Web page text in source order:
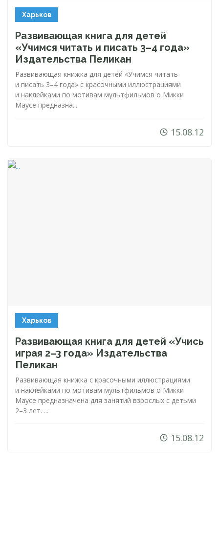
Харьков
Развивающая книга для детей
«Учимся читать и писать 3–4 года»
Издательства Пеликан
Развивающая книжка для детей «Учимся читать
и писать 3–4 года» с красочными иллюстрациями
и наклейками по мотивам мультфильмов о Микки
Маусе предназна...
15.08.12
Харьков
Развивающая книга для детей «Учись
играя 2–3 года» Издательства
Пеликан
Развивающая книжка с красочными иллюстрациями
и наклейками по мотивам мультфильмов о Микки
Маусе предназначена для занятий взрослых с детьми
2–3 лет. ...
15.08.12